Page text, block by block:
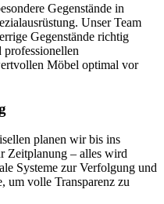
Gegenstände in
Unser Team
Gegenstände richtig
Möbel optimal vor
planen wir bis ins
Zeitplanung – alles wird
Systeme zur Verfolgung und
um volle Transparenz zu